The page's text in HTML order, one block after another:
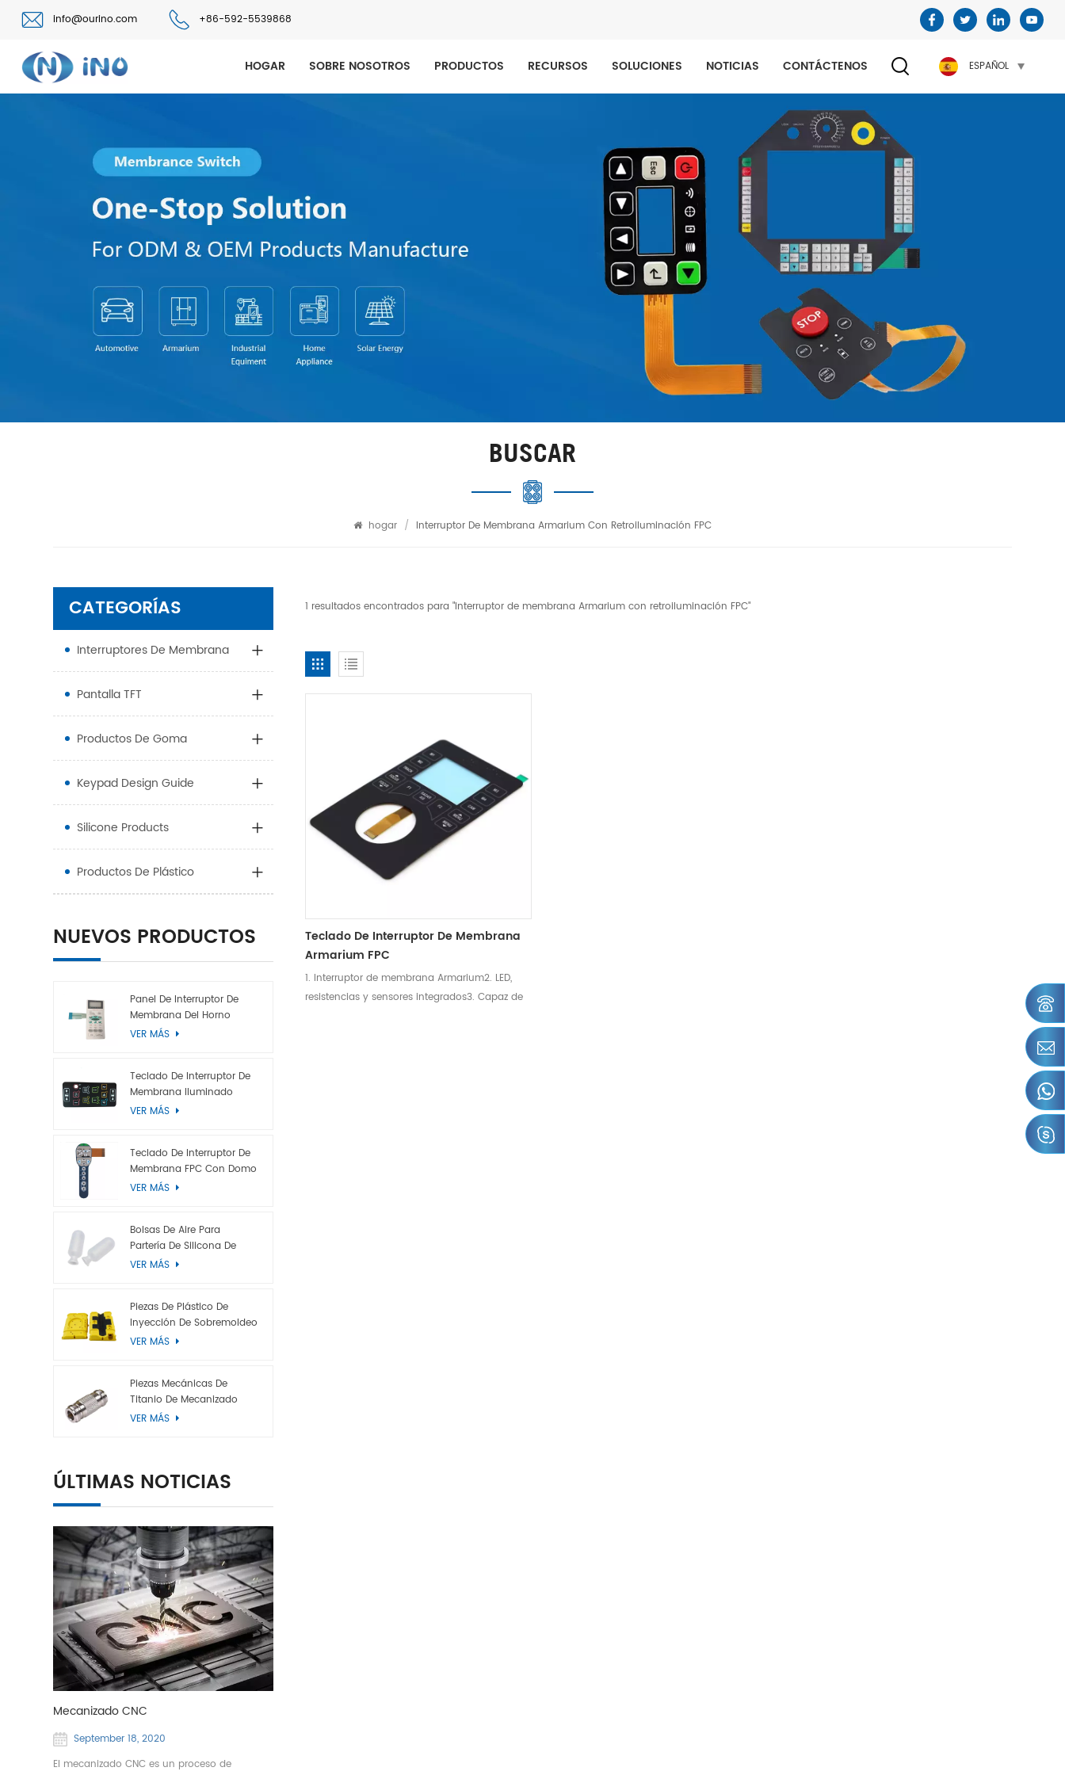
info@ourino.com +86-592-5539868
HOGAR SOBRE NOSOTROS PRODUCTOS RECURSOS SOLUCIONES NOTICIAS CONTÁCTENOS ESPAÑOL
BUSCAR
hogar / Interruptor De Membrana Armarium Con Retroiluminación FPC
1 resultados encontrados para "Interruptor de membrana Armarium con retroiluminación FPC"
Teclado De Interruptor De Membrana
Armarium FPC
1. Interruptor de membrana Armarium2. LED,
resistencias y sensores integrados3. Capaz de
CATEGORÍAS
Interruptores De Membrana
Pantalla TFT
Productos De Goma
Keypad Design Guide
Silicone Products
Productos De Plástico
NUEVOS PRODUCTOS
Panel De Interruptor De
Membrana Del Horno
Microondas
VER MÁS
Teclado De Interruptor De
Membrana Iluminado
VER MÁS
Teclado De Interruptor De
Membrana FPC Con Domo
Metálico
VER MÁS
Bolsas De Aire Para
Partería De Silicona De
Grado Médico
VER MÁS
Piezas De Plástico De
Inyección De Sobremoldeo
VER MÁS
Piezas Mecánicas De
Titanio De Mecanizado
CNC Personalizadas
VER MÁS
ÚLTIMAS NOTICIAS
Mecanizado CNC
September 18, 2020
El mecanizado CNC es un proceso de